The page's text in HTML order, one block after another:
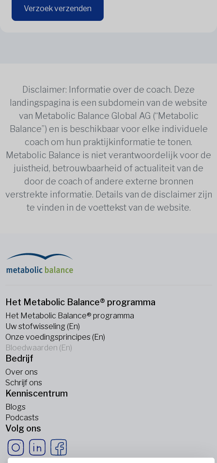
Verzoek verzenden
Disclaimer: Informatie over de coach. Deze
landingspagina is een subdomein van de website
van Metabolic Balance Global AG (“Metabolic
Balance”) en is beschikbaar voor elke individuele
coach om hun praktijkinformatie te tonen.
Metabolic Balance is niet verantwoordelijk voor de
juistheid, betrouwbaarheid of actualiteit van de
door de coach of andere externe bronnen
verstrekte informatie. Details van de disclaimer zijn
te vinden in de voettekst van de website.
Het Metabolic Balance® programma
Het Metabolic Balance® programma
Uw stofwisseling (En)
Onze voedingsprincipes (En)
Bloedwaarden (En)
Bedrijf
Over ons
Schrijf ons
Kenniscentrum
Blogs
Podcasts
Volg ons